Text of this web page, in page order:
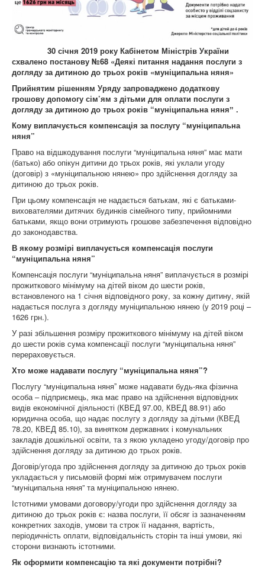
30 січня 2019 року Кабінетом Міністрів України
схвалено постанову №68 «Деякі питання надання послуги з
догляду за дитиною до трьох років «муніципальна няня»
Прийнятим рішенням Уряду запроваджено додаткову
грошову допомогу сім’ям з дітьми для оплати послуги з
догляду за дитиною до трьох років “муніципальна няняˮ .
Кому виплачується компенсація за послугу “муніципальна
няня”
Право на відшкодування послуги “муніципальна няня” має мати
(батько) або опікун дитини до трьох років, які уклали угоду
(договір) з «муніципальною нянею» про здійснення догляду за
дитиною до трьох років.
При цьому компенсація не надається батькам, які є батьками-
вихователями дитячих будинків сімейного типу, прийомними
батьками, якщо вони отримують грошове забезпечення відповідно
до законодавства.
В якому розмірі виплачується компенсація послуги
“муніципальна няня”
Компенсація послуги “муніципальна няня” виплачується в розмірі
прожиткового мінімуму на дітей віком до шести років,
встановленого на 1 січня відповідного року, за кожну дитину, якій
надається послуга з догляду муніципальною нянею (у 2019 році –
1626 грн.).
У разі збільшення розміру прожиткового мінімуму на дітей віком
до шести років сума компенсації послуги “муніципальна няня”
перераховується.
Хто може надавати послугу “муніципальна няня”?
Послугу “муніципальна няняˮ може надавати будь-яка фізична
особа – підприємець, яка має право на здійснення відповідних
видів економічної діяльності (КВЕД 97.00, КВЕД 88.91) або
юридична особа, що надає послугу з догляду за дітьми (КВЕД
78.20, КВЕД 85.10), за винятком державних і комунальних
закладів дошкільної освіти, та з якою укладено угоду/договір про
здійснення догляду за дитиною до трьох років.
Договір/угода про здійснення догляду за дитиною до трьох років
укладається у письмовій формі між отримувачем послуги
“муніципальна няня” та муніципальною нянею.
Істотними умовами договору/угоди про здійснення догляду за
дитиною до трьох років є: назва послуги, її обсяг із зазначенням
конкретних заходів, умови та строк її надання, вартість,
періодичність оплати, відповідальність сторін та інші умови, які
сторони визнають істотними.
Як оформити компенсацію та які документи потрібні?